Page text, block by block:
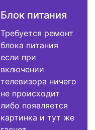
Блок питания
Требуется ремонт
блока питания
если при
включении
телевизора ничего
не происходит
либо появляется
картинка и тут же